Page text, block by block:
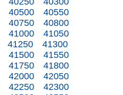
40500
40550
40750
40800
41000
41050
41250
41300
41500
41550
41750
41800
42000
42050
42250
42300